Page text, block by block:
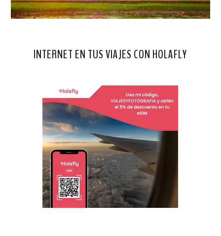
INTERNET EN TUS VIAJES CON HOLAFLY